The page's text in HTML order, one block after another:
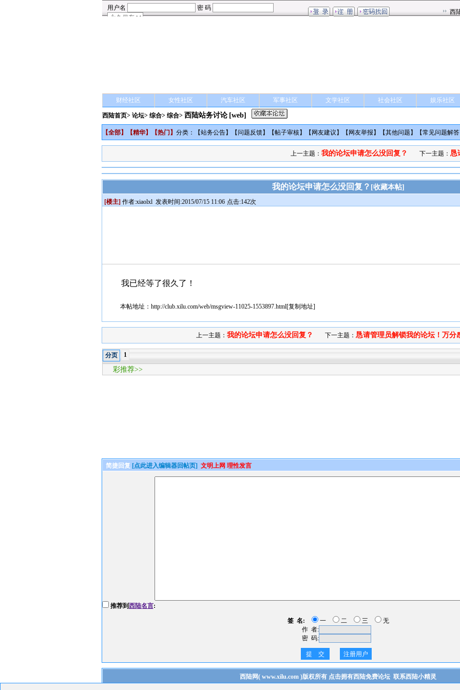
财经社区 女性社区 汽车社区 军事社区 文学社区 社会社区 娱乐社区
西陆首页> 论坛> 综合> 综合> 西陆站务讨论 [web]
【全部】【精华】【热门 】 分类：【站务公告】【问题反馈】【帖子审核】【 网友建议 】【 网友举报 】【其他问题 】【常见问题解答
上一主题： 我的论坛申请怎么没回复？ 下一主题： 恳
我的论坛申请怎么没回复？ [收藏本帖]
[楼主] 作者:xiaolxl 发表时间:2015/07/15 11:06 点击:142次
我已经等了很久了！
本帖地址： http://club.xilu.com/web/msgview-11025-1553897.html[复制地址]
上一主题：我的论坛申请怎么没回复？ 下一主题：恳请管理员解锁我的论坛！万分
分页 1
彩推荐>>
简捷回复 [点此进入编辑器回帖页] 文明上网 理性发言
推荐到西陆名言:
签 名: 一 二 三
无
作 者:
密 码:
注册用户
提 交
西陆网(www.xilu.com )版权所有 点击拥有西陆免费论坛 联系西陆小精灵